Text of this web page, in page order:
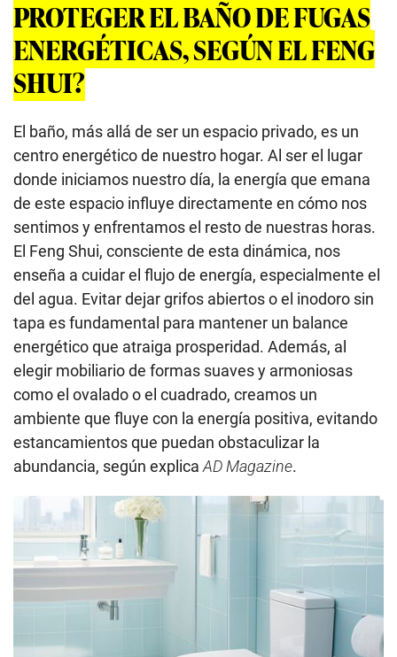
PROTEGER EL BAÑO DE FUGAS
ENERGÉTICAS, SEGÚN EL FENG
SHUI?
El baño, más allá de ser un espacio privado, es un
centro energético de nuestro hogar. Al ser el lugar
donde iniciamos nuestro día, la energía que emana
de este espacio influye directamente en cómo nos
sentimos y enfrentamos el resto de nuestras horas.
El Feng Shui, consciente de esta dinámica, nos
enseña a cuidar el flujo de energía, especialmente el
del agua. Evitar dejar grifos abiertos o el inodoro sin
tapa es fundamental para mantener un balance
energético que atraiga prosperidad. Además, al
elegir mobiliario de formas suaves y armoniosas
como el ovalado o el cuadrado, creamos un
ambiente que fluye con la energía positiva, evitando
estancamientos que puedan obstaculizar la
abundancia, según explicaAD Magazine.